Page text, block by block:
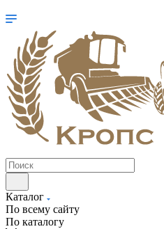
Каталог
По всему сайту
По каталогу